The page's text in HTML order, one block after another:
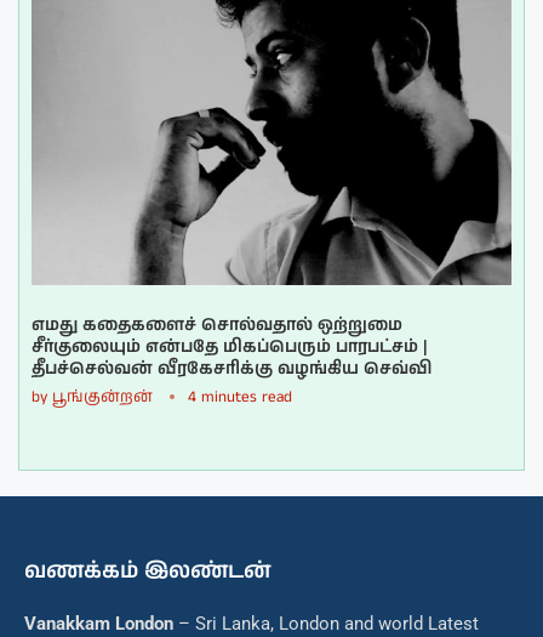
எமது கதைகளைச் சொல்வதால் ஒற்றுமை
சீர்குலையும் என்பதே மிகப்பெரும் பாரபட்சம் |
தீபச்செல்வன் வீரகேசரிக்கு வழங்கிய செவ்வி
by பூங்குன்றன் 4 minutes read
வணக்கம் இலண்டன்
Vanakkam London – Sri Lanka, London and world Latest